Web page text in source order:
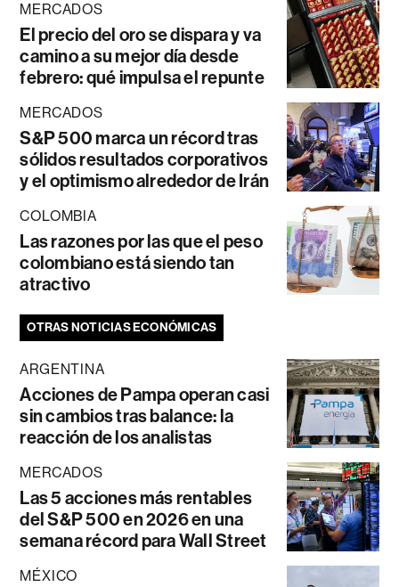
MERCADOS
El precio del oro se dispara y va
camino a su mejor día desde
febrero: qué impulsa el repunte
MERCADOS
S&P 500 marca un récord tras
sólidos resultados corporativos
y el optimismo alrededor de Irán
COLOMBIA
Las razones por las que el peso
colombiano está siendo tan
atractivo
OTRAS NOTICIAS ECONÓMICAS
ARGENTINA
Acciones de Pampa operan casi
sin cambios tras balance: la
reacción de los analistas
MERCADOS
Las 5 acciones más rentables
del S&P 500 en 2026 en una
semana récord para Wall Street
MÉXICO